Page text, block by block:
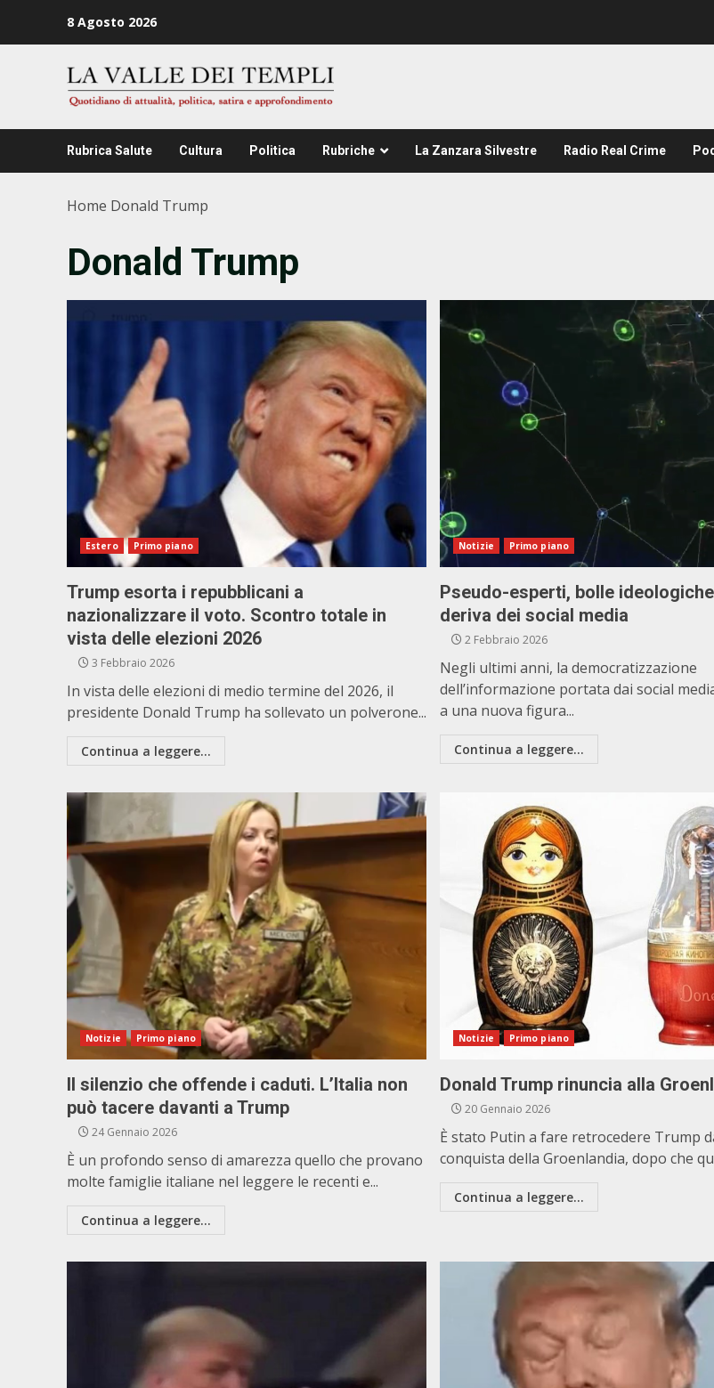
8 Agosto 2026
Rubrica Salute Cultura Politica Rubriche La Zanzara Silvestre Radio Real Crime
Home Donald Trump
Donald Trump
Estero Primo piano
Trump esorta i repubblicani a
nazionalizzare il voto. Scontro totale in
vista delle elezioni 2026
3 Febbraio 2026
In vista delle elezioni di medio termine del 2026, il
presidente Donald Trump ha sollevato un polverone...
Continua a leggere...
Notizie Primo piano
Pseudo-esperti, bolle
deriva dei social media
2 Febbraio 2026
Negli ultimi anni, la democratizzazione
dell’informazione portata dai social
a una nuova figura...
Continua a leggere...
Notizie Primo piano
Il silenzio che offende i caduti. L’Italia non
può tacere davanti a Trump
24 Gennaio 2026
È un profondo senso di amarezza quello che provano
molte famiglie italiane nel leggere le recenti e...
Continua a leggere...
Notizie Primo piano
Donald Trump rinuncia alla
20 Gennaio 2026
È stato Putin a fare retrocedere Trump
conquista della Groenlandia, dopo che
Continua a leggere...